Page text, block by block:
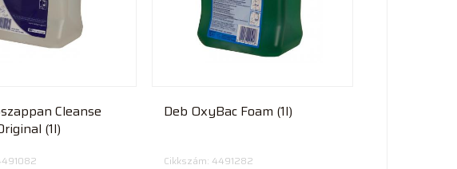
Cleanse
(1l)
Deb OxyBac Foam (1l)
Cikkszám: 4491282